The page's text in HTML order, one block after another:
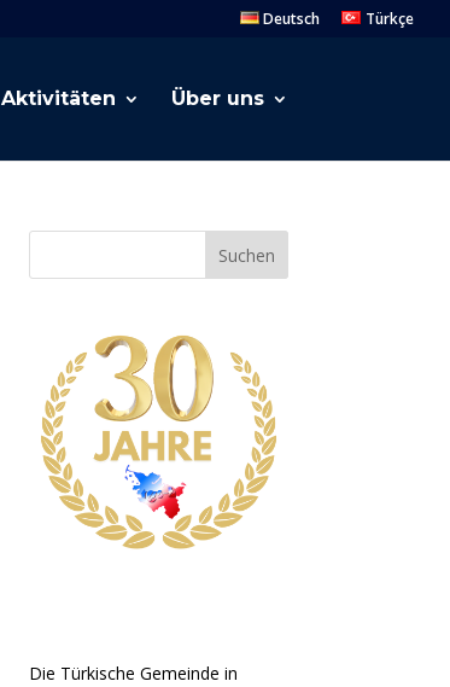
Deutsch Türkçe
Aktivitäten Über uns
Suchen
Die Türkische Gemeinde in